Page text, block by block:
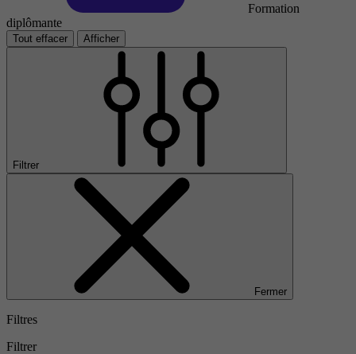
Formation
diplômante
Tout effacer Afficher
Filtrer
Fermer
Filtres
Filtrer